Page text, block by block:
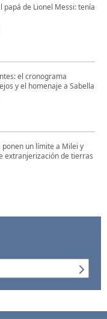
papá de Lionel Messi: tenía
el cronograma
y el homenaje a Sabella
un límite a Milei y
extranjerización de tierras